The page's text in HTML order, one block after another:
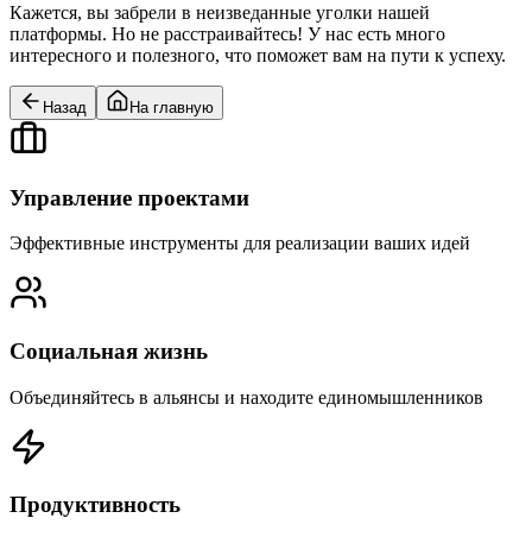
Кажется, вы забрели в неизведанные уголки нашей
платформы. Но не расстраивайтесь! У нас есть много
интересного и полезного, что поможет вам на пути к успеху.
Назад На главную
Управление проектами
Эффективные инструменты для реализации ваших идей
Социальная жизнь
Объединяйтесь в альянсы и находите единомышленников
Продуктивность